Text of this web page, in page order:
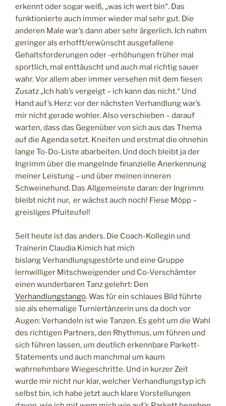
erkennt oder sogar weiß, „was ich wert bin“. Das
funktionierte auch immer wieder mal sehr gut. Die
anderen Male war’s dann aber sehr ärgerlich. Ich nahm
geringer als erhofft/erwünscht ausgefallene
Gehaltsforderungen oder -erhöhungen früher mal
sportlich, mal enttäuscht und auch mal richtig sauer
wahr. Vor allem aber immer versehen mit dem fiesen
Zusatz „Ich hab’s vergeigt – ich kann das nicht.“ Und
Hand auf’s Herz: vor der nächsten Verhandlung war’s
mir nicht gerade wohler. Also verschieben – darauf
warten, dass das Gegenüber von sich aus das Thema
auf die Agenda setzt. Kneifen und erstmal die ohnehin
lange To-Do-Liste abarbeiten. Und doch bleibt ja der
Ingrimm über die mangelnde finanzielle Anerkennung
meiner Leistung – und über meinen inneren
Schweinehund. Das Allgemeinste daran: der Ingrimm
bleibt nicht nur, er wächst auch noch! Fiese Möpp –
greisliges Pfuiteufel!
Seit heute ist das anders. Die Coach-Kollegin und
Trainerin Claudia Kimich hat mich
bislang Verhandlungsgestörte und eine Gruppe
lernwilliger Mitschweigender und Co-Verschämter
einen wunderbaren Tanz gelehrt: Den
Verhandlungstango. Was für ein schlaues Bild führte
sie als ehemalige Turniertänzerin uns da doch vor
Augen: Verhandeln ist wie Tanzen. Es geht um die Wahl
des richtigen Partners, den Rhythmus, um führen und
sich führen lassen, um deutlich erkennbare Parkett-
Statements und auch manchmal um kaum
wahrnehmbare Wiegeschritte. Und in kurzer Zeit
wurde mir nicht nur klar, welcher Verhandlungstyp ich
selbst bin, ich habe jetzt auch klare Vorstellungen